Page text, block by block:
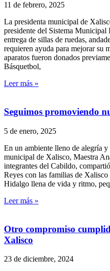
11 de febrero, 2025
La presidenta municipal de
presidente del Sistema
entrega de sillas de ruedas,
requieren ayuda para mejorar su
aparatos fueron donados
Básquetbol,
Leer más »
Seguimos promoviendo
5 de enero, 2025
En un ambiente lleno de alegría
municipal de Xalisco, Maestra
integrantes del Cabildo,
Reyes con las familias de
Hidalgo llena de vida y ritmo,
Leer más »
Otro compromiso
Xalisco
23 de diciembre, 2024